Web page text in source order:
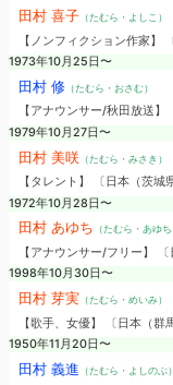
田村 喜子（たむら・よしこ）
【ノンフィクション作家】
1973年10月25日〜
田村 修（たむら・おさむ）
【アナウンサー/秋田放送】
1979年10月27日〜
田村 美咲（たむら・みさき）
【タレント】 〔日本（茨城
1972年10月28日〜
田村 あゆち （たむら・あゆち
【アナウンサー/フリー】 〔
1998年10月30日〜
田村 芽実（たむら・めいみ）
【歌手、女優】 〔日本（
1950年11月20日〜
田村 義進 （たむら・よしのぶ）